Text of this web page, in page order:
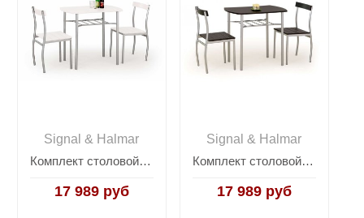
Signal & Halmar
Комплект столовой мебели Halmar LANCE (стол + 2 стула, белый)
17 989 руб
Signal & Halmar
Комплект столовой мебели Halmar LANCE (стол + 2 стула, венге)
17 989 руб